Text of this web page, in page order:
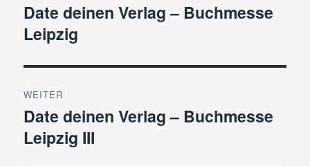
Vorheriger
Beitrag:
Date deinen Verlag – Buchmesse
Leipzig
WEITER
Nächster
Beitrag:
Date deinen Verlag – Buchmesse
Leipzig III